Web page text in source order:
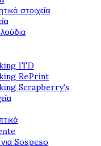
στοιχεία
ITD
RePrint
Scrapberry's
Sospeso